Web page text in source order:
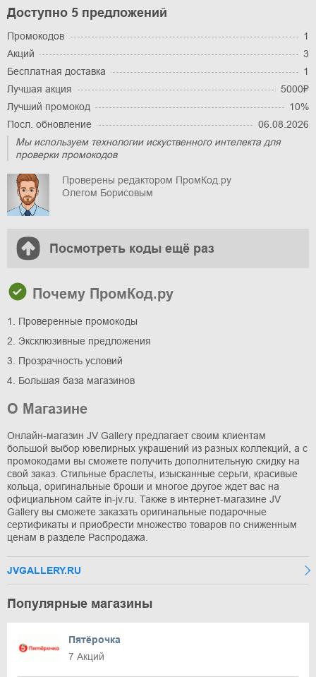
Доступно 5 предложений
Промокодов
1
Акций
3
Бесплатная доставка
1
Лучшая акция
5000₽
Лучший промокод
10%
Посл. обновление
06.08.2026
Мы используем технологии искуственного интелекта для
проверки промокодов
Проверены редактором ПромКод.ру
Олегом Борисовым
Посмотреть коды ещё раз
Почему ПромКод.ру
1. Проверенные промокоды
2. Эксклюзивные предложения
3. Прозрачность условий
4. Большая база магазинов
О Магазине
Онлайн-магазин JV Gallery предлагает своим клиентам
большой выбор ювелирных украшений из разных коллекций, а с
промокодами вы сможете получить дополнительную скидку на
свой заказ. Стильные браслеты, изысканные серьги, красивые
кольца, оригинальные броши и многое другое ждет вас на
официальном сайте in-jv.ru. Также в интернет-магазине JV
Gallery вы сможете заказать оригинальные подарочные
сертификаты и приобрести множество товаров по сниженным
ценам в разделе Распродажа.
JVGALLERY.RU
Популярные магазины
Пятёрочка
7 Акций